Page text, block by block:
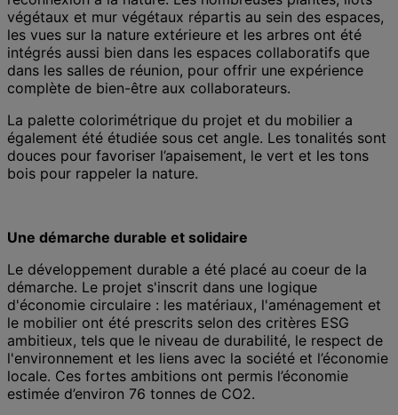
végétaux et mur végétaux répartis au sein des espaces,
les vues sur la nature extérieure et les arbres ont été
intégrés aussi bien dans les espaces collaboratifs que
dans les salles de réunion, pour offrir une expérience
complète de bien-être aux collaborateurs.
La palette colorimétrique du projet et du mobilier a
également été étudiée sous cet angle. Les tonalités sont
douces pour favoriser l’apaisement, le vert et les tons
bois pour rappeler la nature.
Une démarche durable et solidaire
Le développement durable a été placé au coeur de la
démarche. Le projet s'inscrit dans une logique
d'économie circulaire : les matériaux, l'aménagement et
le mobilier ont été prescrits selon des critères ESG
ambitieux, tels que le niveau de durabilité, le respect de
l'environnement et les liens avec la société et l’économie
locale. Ces fortes ambitions ont permis l’économie
estimée d’environ 76 tonnes de CO2.